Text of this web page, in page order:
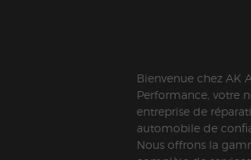
Bienvenue chez AK
Performance, votre
entreprise de
automobile de
Nous offrons la